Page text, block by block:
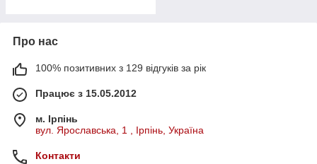
Про нас
100% позитивних з 129 відгуків за рік
Працює з 15.05.2012
м. Ірпінь
вул. Ярославська, 1 , Ірпінь, Україна
Контакти